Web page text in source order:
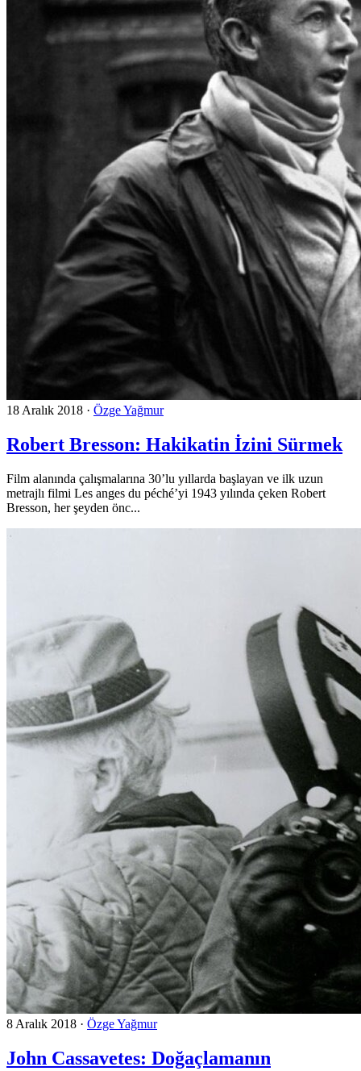
18 Aralık 2018 · Özge Yağmur
Robert Bresson: Hakikatin İzini Sürmek
Film alanında çalışmalarına 30’lu yıllarda başlayan ve ilk uzun
metrajlı filmi Les anges du péché’yi 1943 yılında çeken Robert
Bresson, her şeyden önc...
8 Aralık 2018 · Özge Yağmur
John Cassavetes: Doğaçlamanın